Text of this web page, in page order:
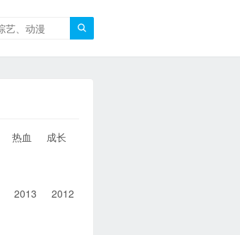

热血 成长
2013 2012